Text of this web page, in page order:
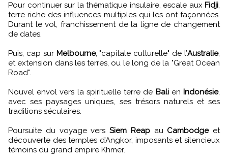
Pour continuer sur la thématique insulaire, escale aux Fidji,
terre riche des influences multiples qui les ont façonnées.
Durant le vol, franchissement de la ligne de changement
de dates.
Puis, cap sur Melbourne, "capitale culturelle" de l’Australie,
et extension dans les terres, ou le long de la "Great Ocean
Road".
Nouvel envol vers la spirituelle terre de Balien Indonésie,
avec ses paysages uniques, ses trésors naturels et ses
traditions séculaires.
Poursuite du voyage vers Siem Reapau Cambodgeet
découverte des temples d’Angkor, imposants et silencieux
témoins du grand empire Khmer.